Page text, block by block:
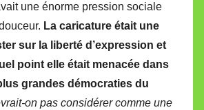
une énorme pression sociale
La caricature était une
sur la liberté d’expression et
point elle était menacée dans
grandes démocraties du
on pas considérer comme une